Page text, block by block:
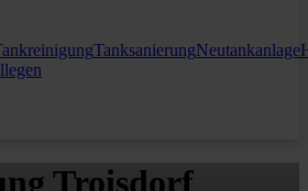
TanksanierungNeutankanlage
Troisdorf